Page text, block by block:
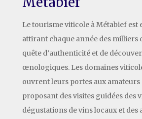
Le tourisme viticole à Métabief est
attirant chaque année des milliers
quête d’authenticité et de
œnologiques. Les domaines
ouvrent leurs portes aux amateurs
proposant des visites guidées des
dégustations de vins locaux et des